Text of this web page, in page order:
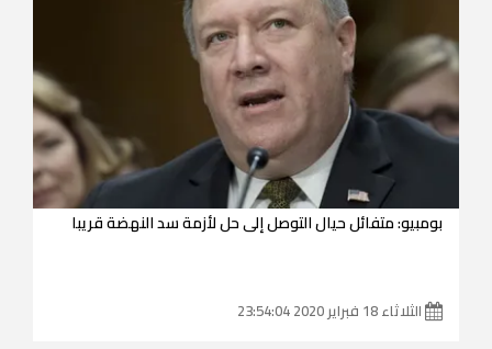
بومبيو: متفائل حيال التوصل إلى حل لأزمة سد النهضة قريبا
الثلاثاء 18 فبراير 2020 23:54:04